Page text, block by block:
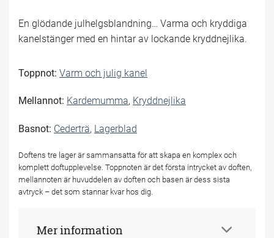
En glödande julhelgsblandning… Varma och kryddiga
kanelstänger med en hintar av lockande kryddnejlika.
Toppnot: Varm och julig kanel
Mellannot: Kardemumma, Kryddnejlika
Basnot: Cederträ, Lagerblad
Doftens tre lager är sammansatta för att skapa en komplex och
komplett doftupplevelse. Toppnoten är det första intrycket av doften,
mellannoten är huvuddelen av doften och basen är dess sista
avtryck – det som stannar kvar hos dig.
Mer information